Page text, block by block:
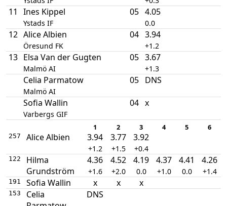
11 Ines Kippel
Ystads IF
05 4.05
0.0
12 Alice Albien
Öresund FK
04 3.94
+1.2
13 Elsa Van der Gugten
Malmö AI
05 3.67
+1.3
Celia Parmatow
Malmö AI
05 DNS
Sofia Wallin
Varbergs GIF
04 x
1 2 3 4 5 6
257 Alice Albien 3.94
+1.2
3.77
+1.5
3.92
+0.4
122
Hilma
Grundström
4.36
+1.6
4.52
+2.0
4.19
0.0
4.37
+1.0
4.41
0.0
4.26
+1.4
191 Sofia Wallin x x x
153
Celia
DNS